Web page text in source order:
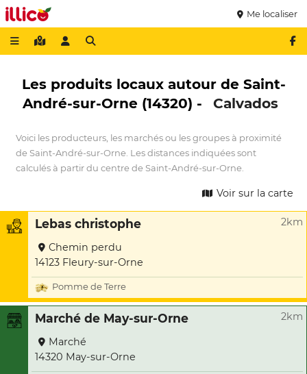
Me localiser
Les produits locaux autour de Saint-
André-sur-Orne (14320) -
Calvados
Voici les producteurs, les marchés ou les groupes à proximité
de Saint-André-sur-Orne. Les distances indiquées sont
calculés à partir du centre de Saint-André-sur-Orne.
Voir sur la carte
Lebas christophe 2km
Chemin perdu
14123 Fleury-sur-Orne
Pomme de Terre
Marché de May-sur-Orne 2km
Marché
14320 May-sur-Orne